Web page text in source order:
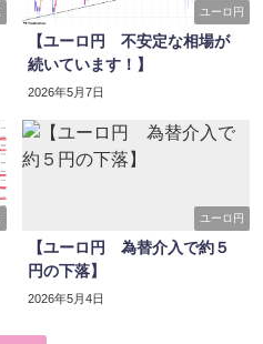
ユーロ円
【ユーロ円 不安定な相場が
続いています！】
2026年5月7日
ユーロ円
【ユーロ円 為替介入で約５
円の下落】
2026年5月4日